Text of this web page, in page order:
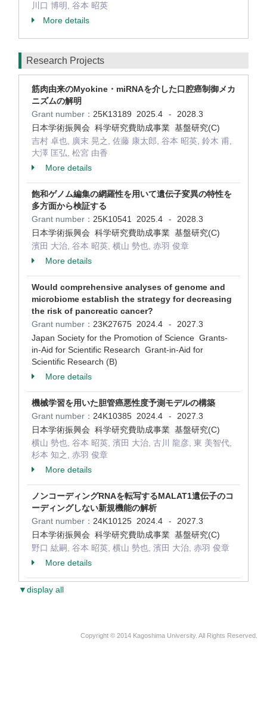
川口 博明, 谷本 昭英
More details
Research Projects
筋肉由来のMyokine・miRNAを介した口腔癌制御メカ
ニズムの解明
Grant number： 25K13189 2025.4 -
2028.3
日本学術振興会 科学研究費助成事業 基盤研究(C)
吉村 卓也, 廣末 晃之, 佐藤 康太郎, 谷本 昭英, 鈴木 甫,
大澤 匡弘, 松宮 由香
More details
飽和ゲノム編集の網羅性を用いて遺伝子変異の特性を
多方面から検証する
Grant number： 25K10541 2025.4 -
2028.3
日本学術振興会 科学研究費助成事業 基盤研究(C)
濱田 大治, 谷本 昭英, 横山 勢也, 赤羽 俊章
More details
Would comprehensive analyses of genome and
microbiome establish the strategy for decreasing
the risk of pancreatic cancer?
Grant number： 23K27675 2024.4 -
2027.3
Japan Society for the Promotion of Science Grants-
in-Aid for Scientific Research Grant-in-Aid for
Scientific Research (B)
More details
機械学習を用いた胆管癌悪性度予測モデルの構築
Grant number： 24K10385 2024.4 -
2027.3
日本学術振興会 科学研究費助成事業 基盤研究(C)
横山 勢也, 谷本 昭英, 濱田 大治, 古川 龍彦, 東 美智代,
杉本 知之, 赤羽 俊章
More details
ノンコーディングRNAを転写するMALAT1遺伝子のコ
ーディングしない新規機能の解析
Grant number： 24K10125 2024.4 -
2027.3
日本学術振興会 科学研究費助成事業 基盤研究(C)
野口 紘嗣, 谷本 昭英, 横山 勢也, 濱田 大治, 赤羽 俊章
More details
▼display all
Copyright © 2014 Kagoshima University. All Rights Reserved.